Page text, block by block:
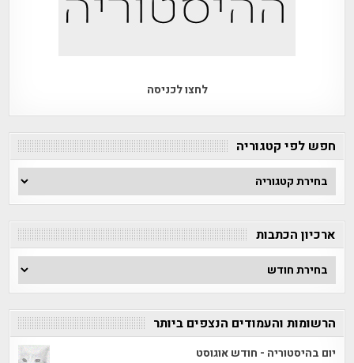
לחצו לכניסה
חפש לפי קטגוריה
חפש
לפי
ארכיון הכתבות
ארכיון
הכתבות
הרשומות והעמודים הנצפים ביותר
יום בהיסטוריה - חודש אוגוסט